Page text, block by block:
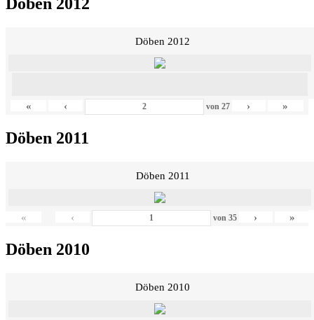
Döben 2012
Döben 2012
« ‹ von 27 › »
Döben 2011
Döben 2011
« ‹ von 35 › »
Döben 2010
Döben 2010